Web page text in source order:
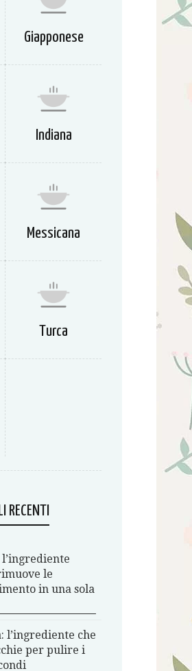
Giapponese
Indiana
Messicana
Turca
RECENTI
le
in una sola
l’ingrediente che
per pulire i